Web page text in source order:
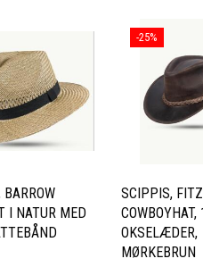
I NATUR MED
-25%
SCIPPIS,
COWBOYHAT,
OKSELÆDER,
MØRKEBRUN